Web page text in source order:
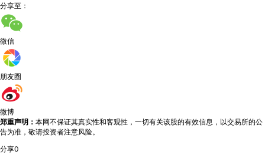
分享至：
微信
朋友圈
微博
郑重声明： 本网不保证其真实性和客观性，一切有关该股的有效信息，以交易所的公
告为准，敬请投资者注意风险。
分享0